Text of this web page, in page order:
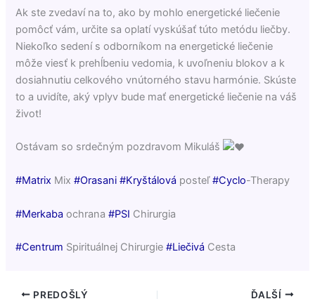
Ak ste zvedaví na to, ako by mohlo energetické liečenie
pomôcť vám, určite sa oplatí vyskúšať túto metódu liečby.
Niekoľko sedení s odborníkom na energetické liečenie
môže viesť k prehĺbeniu vedomia, k uvoľneniu blokov a k
dosiahnutiu celkového vnútorného stavu harmónie. Skúste
to a uvidíte, aký vplyv bude mať energetické liečenie na váš
život!
Ostávam so srdečným pozdravom Mikuláš
#Matrix Mix#Orasani #Kryštálová posteľ#Cyclo-Therapy
#Merkaba ochrana#PSI Chirurgia
#Centrum Spirituálnej Chirurgie#Liečivá Cesta
PREDOŠLÝ ĎALŠÍ